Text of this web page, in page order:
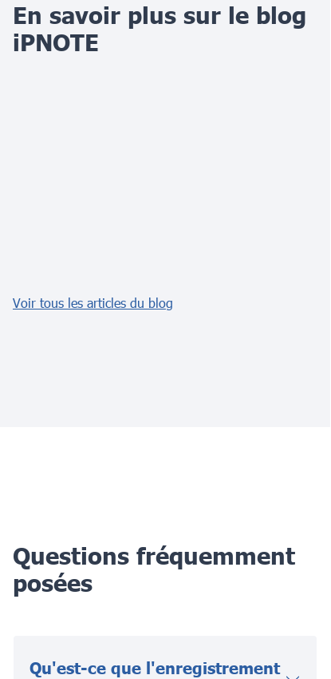
En savoir plus sur le blog
iPNOTE
Voir tous les articles du blog
Questions fréquemment
posées
Qu'est-ce que l'enregistrement